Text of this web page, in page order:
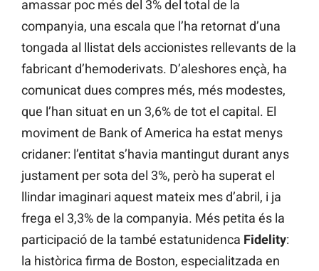
amassar poc més del 3% del total de la
companyia, una escala que l’ha retornat d’una
tongada al llistat dels accionistes rellevants de la
fabricant d’hemoderivats. D’aleshores ençà, ha
comunicat dues compres més, més modestes,
que l’han situat en un 3,6% de tot el capital. El
moviment de Bank of America ha estat menys
cridaner: l’entitat s’havia mantingut durant anys
justament per sota del 3%, però ha superat el
llindar imaginari aquest mateix mes d’abril, i ja
frega el 3,3% de la companyia. Més petita és la
participació de la també estatunidenca Fidelity:
la històrica firma de Boston, especialitzada en